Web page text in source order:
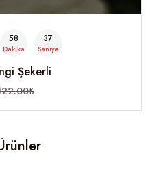
58
Dakika
35
Saniye
Şekerli